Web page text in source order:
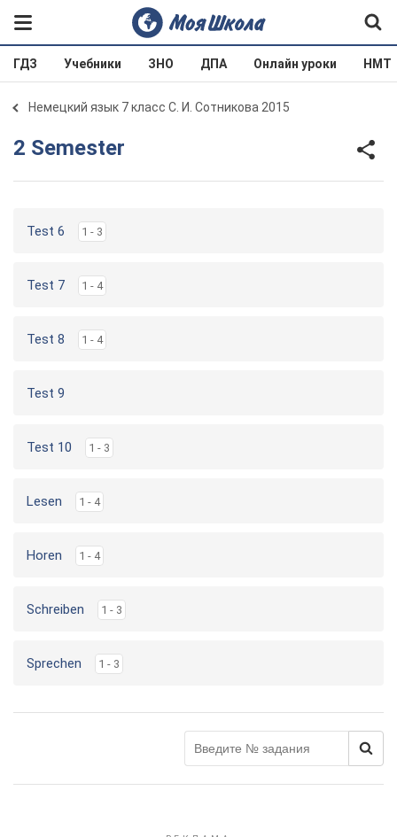
ГДЗ Учебники ЗНО ДПА Онлайн уроки НМТ
Немецкий язык 7 класс С. И. Сотникова 2015
2 Semester
Test 6 1 - 3
Test 7 1 - 4
Test 8 1 - 4
Test 9
Test 10 1 - 3
Lesen 1 - 4
Horen 1 - 4
Schreiben 1 - 3
Sprechen 1 - 3